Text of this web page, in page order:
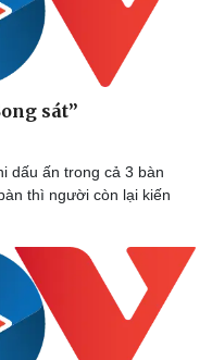
Xe máy
Tư vấn
sát”
dấu ấn trong cả 3 bàn
thì người còn lại kiến